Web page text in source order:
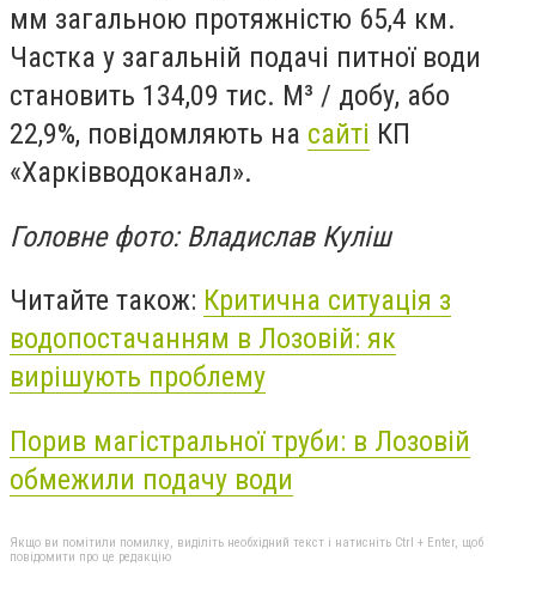
мм загальною протяжністю 65,4 км.
Частка у загальній подачі питної води
становить 134,09 тис. М³ / добу, або
22,9%, повідомляють на сайті КП
«Харківводоканал».
Головне фото: Владислав Куліш
Читайте також: Критична ситуація з
водопостачанням в Лозовій: як
вирішують проблему
Порив магістральної труби: в Лозовій
обмежили подачу води
Якщо ви помітили помилку, виділіть необхідний текст і натисніть Ctrl + Enter, щоб
повідомити про це редакцію